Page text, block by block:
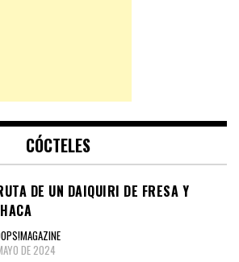
CÓCTELES
DE UN DAIQUIRI DE FRESA Y
DE 2024